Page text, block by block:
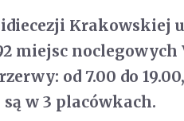
Krakowskiej
miejsc noclegowych
od 7.00 do
w 3 placówkach.